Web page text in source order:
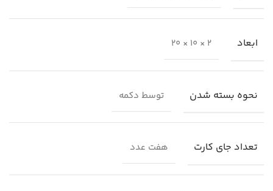
ابعاد 2 × 10 × 20
نحوه بسته شدن توسط دکمه
تعداد جای کارت هفت عدد